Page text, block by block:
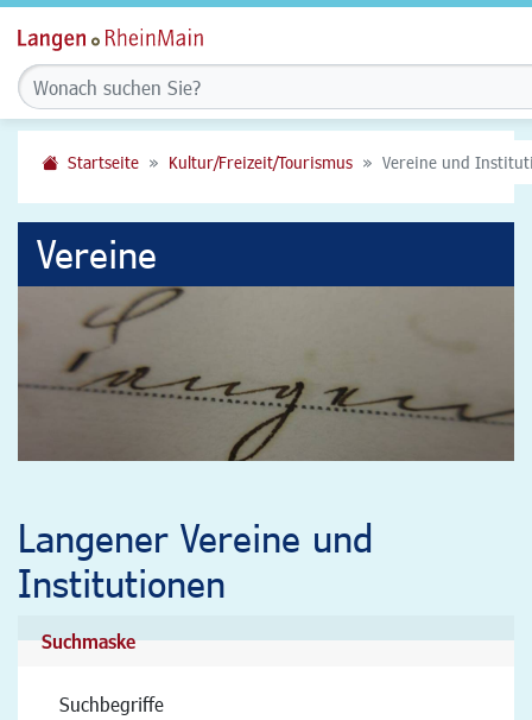
Startseite Kultur/Freizeit/Tourismus Vereine und
Vereine
Langener Vereine und
Institutionen
Suchmaske
Suchbegriffe